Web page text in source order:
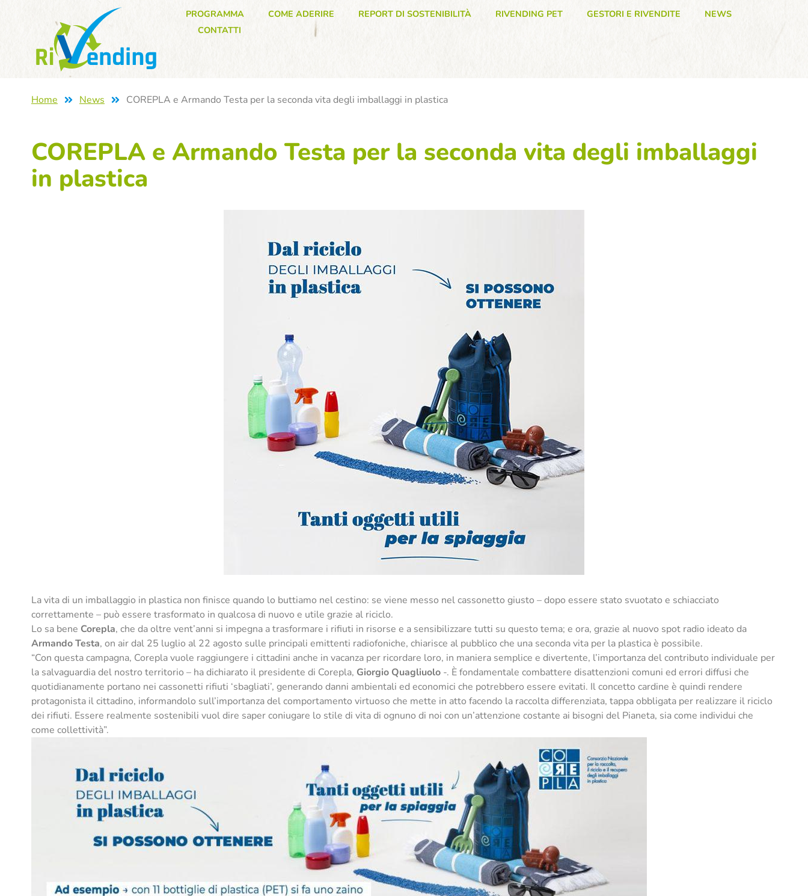
PROGRAMMA COME ADERIRE REPORT DI SOSTENIBILITÀ RIVENDING PET GESTORI E RIVENDITE
NEWS
CONTATTI
Home News COREPLA e Armando Testa per la seconda vita degli imballaggi in plastica
COREPLA e Armando Testa per la seconda vita degli imballaggi
in plastica
La vita di un imballaggio in plastica non finisce quando lo buttiamo nel cestino: se viene messo nel cassonetto giusto – dopo essere stato svuotato e schiacciato
correttamente – può essere trasformato in qualcosa di nuovo e utile grazie al riciclo.
Lo sa bene Corepla, che da oltre vent’anni si impegna a trasformare i rifiuti in risorse e a sensibilizzare tutti su questo tema; e ora, grazie al nuovo spot radio ideato da
Armando Testa, on air dal 25 luglio al 22 agosto sulle principali emittenti radiofoniche, chiarisce al pubblico che una seconda vita per la plastica è possibile.
“Con questa campagna, Corepla vuole raggiungere i cittadini anche in vacanza per ricordare loro, in maniera semplice e divertente, l’importanza del contributo individuale per
la salvaguardia del nostro territorio – ha dichiarato il presidente di Corepla, Giorgio Quagliuolo -. È fondamentale combattere disattenzioni comuni ed errori diffusi che
quotidianamente portano nei cassonetti rifiuti ‘sbagliati’, generando danni ambientali ed economici che potrebbero essere evitati. Il concetto cardine è quindi rendere
protagonista il cittadino, informandolo sull’importanza del comportamento virtuoso che mette in atto facendo la raccolta differenziata, tappa obbligata per realizzare il riciclo
dei rifiuti. Essere realmente sostenibili vuol dire saper coniugare lo stile di vita di ognuno di noi con un’attenzione costante ai bisogni del Pianeta, sia come individui che
come collettività”.